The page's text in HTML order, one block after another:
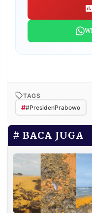
TAGS
##PresidenPrabowo
BACA JUGA